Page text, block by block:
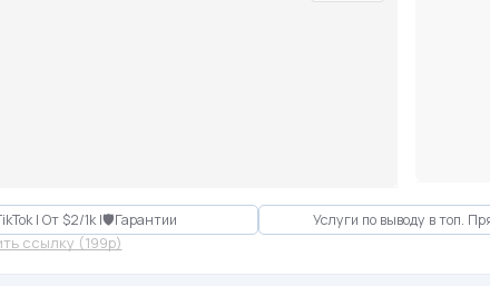
| От $2/1k |🛡Гарантии Услуги по выводу в топ.
ссылку (199p)